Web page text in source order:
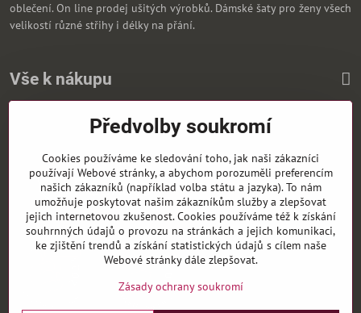
oblečení. On line prodej ušitých výrobků. Dámské šaty pro ženy všech
velikostí různé střihy i délky na přání.
Vše k nákupu
Zasíláme i na SlovenskoPředvolby soukromí
Cookies používáme ke sledování toho, jak naši zákazníci
používají Webové stránky, a abychom porozuměli preferencím
našich zákazníků (například volba státu a jazyka). To nám
umožňuje poskytovat našim zákazníkům služby a zlepšovat
jejich internetovou zkušenost. Cookies používáme též k získání
souhrnných údajů o provozu na stránkách a jejich komunikaci,
ke zjištění trendů a získání statistických údajů s cílem naše
Webové stránky dále zlepšovat.
Zásady ochrany soukromí